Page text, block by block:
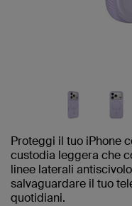
Proteggi il tuo iPhone
custodia leggera che
linee laterali
salvaguardare il tuo
quotidiani.